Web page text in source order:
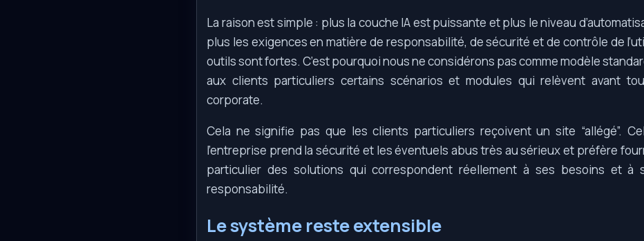
La raison est simple : plus la couche IA est puissante et plus le niveau
plus les exigences en matière de responsabilité, de sécurité et de contrôle de
outils sont fortes. C’est pourquoi nous ne considérons pas comme modèle
aux clients particuliers certains scénarios et modules qui relèvent avant
corporate.
Cela ne signifie pas que les clients particuliers reçoivent un site “allégé”.
l’entreprise prend la sécurité et les éventuels abus très au sérieux et préfère
particulier des solutions qui correspondent réellement à ses besoins et à
responsabilité.
Le système reste extensible